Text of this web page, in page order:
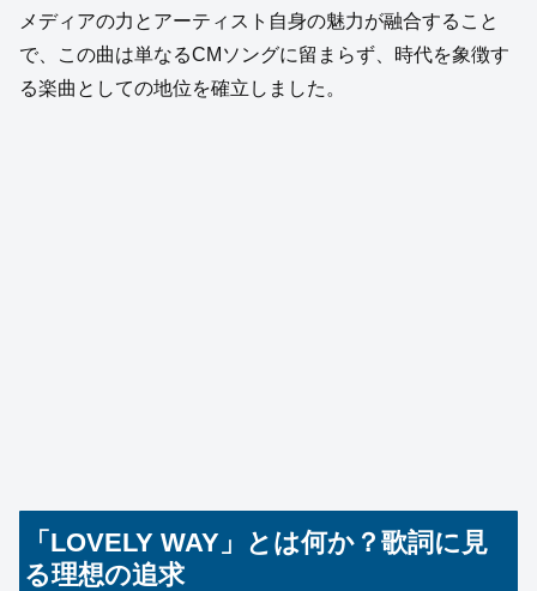
メディアの力とアーティスト自身の魅力が融合すること
で、この曲は単なるCMソングに留まらず、時代を象徴す
る楽曲としての地位を確立しました。
「LOVELY WAY」とは何か？歌詞に見
る理想の追求